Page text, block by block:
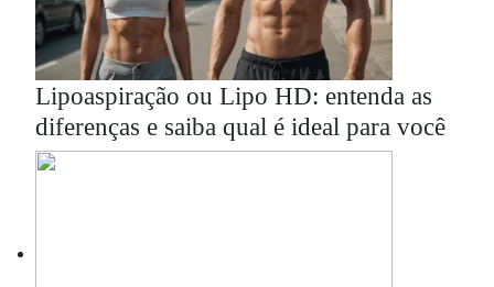
Lipoaspiração ou Lipo HD: entenda as
diferenças e saiba qual é ideal para você